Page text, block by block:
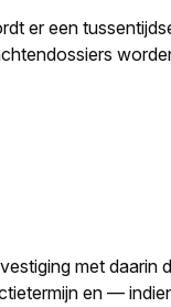
er een
met daarin
en —